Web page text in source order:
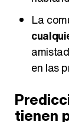
La
en las
tienen